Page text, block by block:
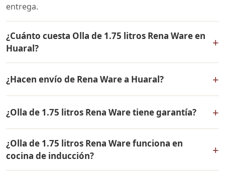
entrega.
¿Cuánto cuesta Olla de 1.75 litros Rena Ware en
Huaral?
+
en todo el Perú. Contáctame por WhatsApp para
conocer el precio actual, promociones disponibles y
facilidades de pago en cuotas desde el 10% de inicial.
¿Hacen envío de Rena Ware a Huaral? +
Ware a Huaral, Lima y a todo el Perú. El pago es contra
entrega.
¿Olla de 1.75 litros Rena Ware tiene garantía? +
vida contra defectos de fabricación. Todos los
productos Rena Ware están fabricados en acero
inoxidable quirúrgico 18/10 de la más alta calidad.
¿Olla de 1.75 litros Rena Ware funciona en
cocina de inducción?
+